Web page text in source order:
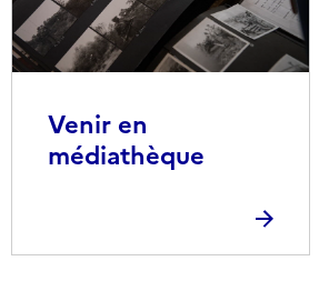
Venir en
médiathèque